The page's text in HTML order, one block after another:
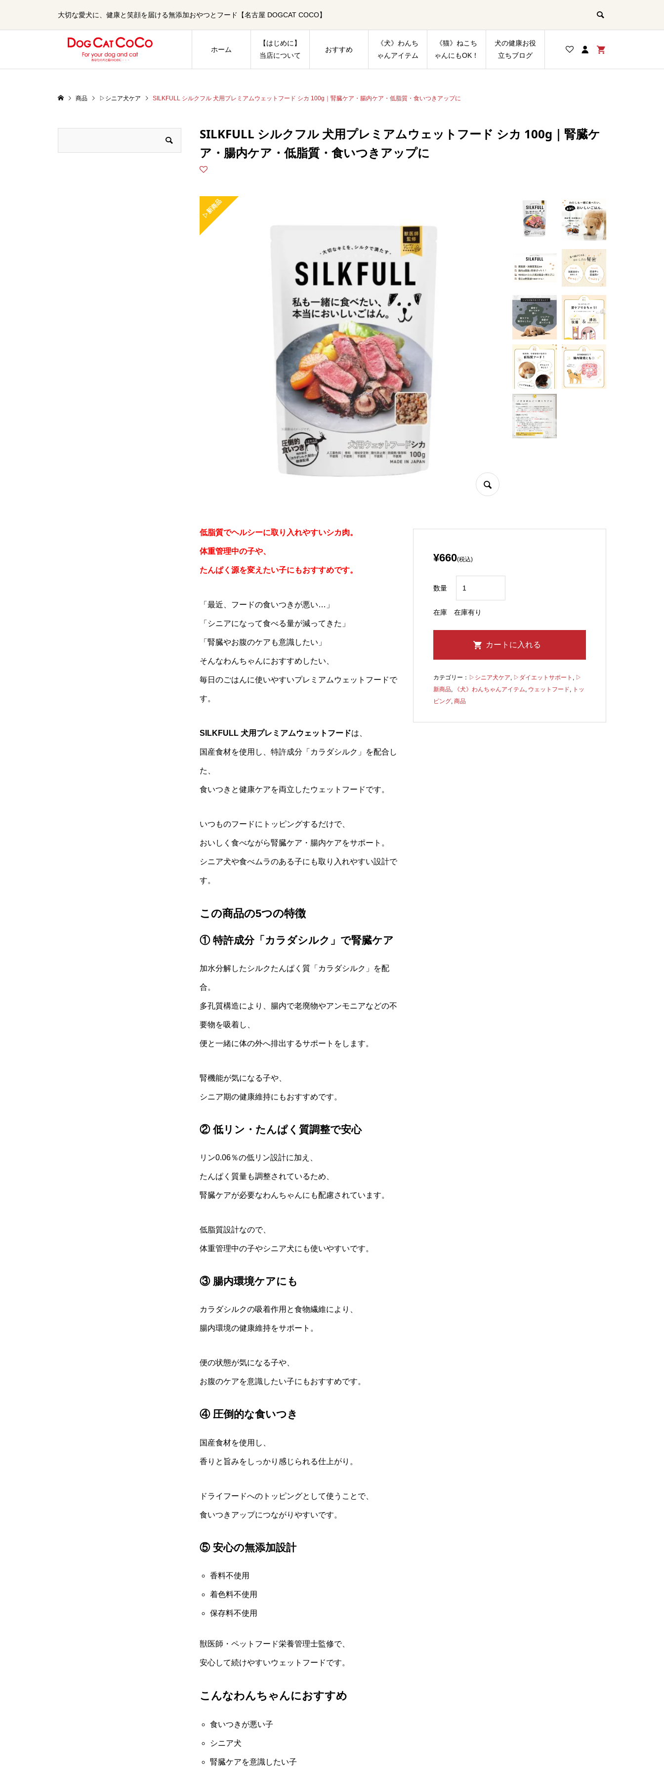
大切な愛犬に、健康と笑顔を届ける無添加おやつとフード【名古屋 DOGCAT COCO】
ホーム
【はじめに】
当店について
おすすめ
《犬》わんち
ゃんアイテム
《猫》ねこち
ゃんにもOK！
犬の健康お役
立ちブログ
商品 ▷シニア犬ケア SILKFULL シルクフル 犬用プレミアムウェットフード シカ 100g｜腎臓ケア・腸内ケア・低脂質・食いつきアップに
SILKFULL シルクフル 犬用プレミアムウェットフード シカ 100g｜腎臓ケ
ア・腸内ケア・低脂質・食いつきアップに
▷新商品
低脂質でヘルシーに取り入れやすいシカ肉。
体重管理中の子や、
たんぱく源を変えたい子にもおすすめです。
「最近、フードの食いつきが悪い…」
「シニアになって食べる量が減ってきた」
「腎臓やお腹のケアも意識したい」
そんなわんちゃんにおすすめしたい、
毎日のごはんに使いやすいプレミアムウェットフードで
す。
SILKFULL 犬用プレミアムウェットフードは、
国産食材を使用し、特許成分「カラダシルク」を配合し
た、
食いつきと健康ケアを両立したウェットフードです。
いつものフードにトッピングするだけで、
おいしく食べながら腎臓ケア・腸内ケアをサポート。
シニア犬や食べムラのある子にも取り入れやすい設計で
す。
この商品の5つの特徴
① 特許成分「カラダシルク」で腎臓ケア
加水分解したシルクたんぱく質「カラダシルク」を配
合。
多孔質構造により、腸内で老廃物やアンモニアなどの不
要物を吸着し、
便と一緒に体の外へ排出するサポートをします。
腎機能が気になる子や、
シニア期の健康維持にもおすすめです。
② 低リン・たんぱく質調整で安心
リン0.06％の低リン設計に加え、
たんぱく質量も調整されているため、
腎臓ケアが必要なわんちゃんにも配慮されています。
低脂質設計なので、
体重管理中の子やシニア犬にも使いやすいです。
③ 腸内環境ケアにも
カラダシルクの吸着作用と食物繊維により、
腸内環境の健康維持をサポート。
便の状態が気になる子や、
お腹のケアを意識したい子にもおすすめです。
④ 圧倒的な食いつき
国産食材を使用し、
香りと旨みをしっかり感じられる仕上がり。
ドライフードへのトッピングとして使うことで、
食いつきアップにつながりやすいです。
⑤ 安心の無添加設計
香料不使用
着色料不使用
保存料不使用
獣医師・ペットフード栄養管理士監修で、
安心して続けやすいウェットフードです。
こんなわんちゃんにおすすめ
食いつきが悪い子
シニア犬
腎臓ケアを意識したい子
¥660(税込)
数量
在庫 在庫有り
カテゴリー： ▷シニア犬ケア, ▷ダイエットサポート , ▷
新商品, 《犬》わんちゃんアイテム, ウェットフード, トッ
ピング,商品